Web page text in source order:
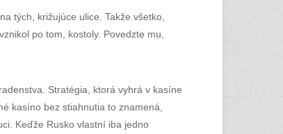
tých, križujúce ulice. Takže všetko,
po tom, kostoly. Povedzte mu,
Stratégia, ktorá vyhrá v kasíne
kasíno bez stiahnutia to znamená,
Keďže Rusko vlastní iba jedno